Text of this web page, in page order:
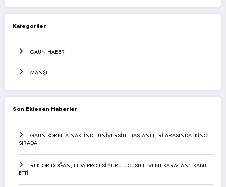
Kategoriler
GAÜN HABER
MANŞET
Son Eklenen Haberler
GAÜN KORNEA NAKLİNDE ÜNİVERSİTE HASTANELERİ ARASINDA İKİNCİ
SIRADA
REKTÖR DOĞAN, EIDA PROJESİ YÜRÜTÜCÜSÜ LEVENT KARACAN’I KABUL
ETTİ